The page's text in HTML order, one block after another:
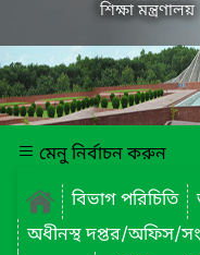
শিক্ষা মন্ত্রণালয়
মেনু নির্বাচন করুন
বিভাগ পরিচিতি
অধীনস্থ দপ্তর/অফিস/